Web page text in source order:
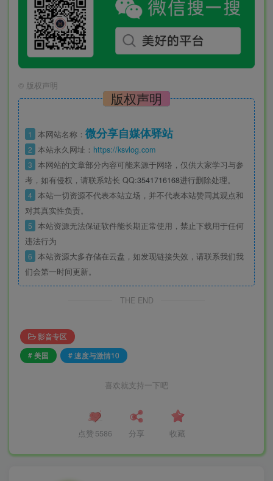
© 版权声明
版权声明
1 本网站名称： 微分享自媒体驿站
2 本站永久网址： https://ksvlog.com
3 本网站的文章部分内容可能来源于网络，仅供大家学习与参
考，如有侵权，请联系站长 QQ:3541716168进行删除处理。
4 本站一切资源不代表本站立场，并不代表本站赞同其观点和
对其真实性负责。
5 本站资源无法保证软件能长期正常使用，禁止下载用于任何
违法行为
6 本站资源大多存储在云盘，如发现链接失效，请联系我们我
们会第一时间更新。
THE END
影音专区
# 美国
# 速度与激情10
喜欢就支持一下吧
点赞 5586 分享 收藏